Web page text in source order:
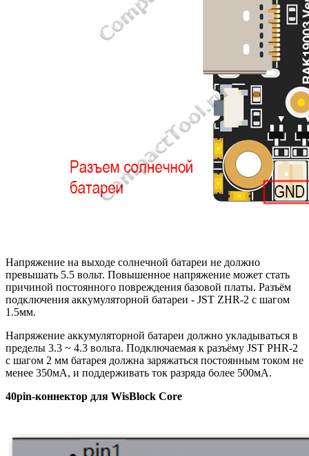
Напряжение на выходе солнечной батареи не должно
превышать 5.5 вольт. Повышенное напряжение может стать
причиной постоянного повреждения базовой платы. Разъём
подключения аккумуляторной батареи - JST ZHR-2 с шагом
1.5мм.
Напряжение аккумуляторной батареи должно укладываться в
пределы 3.3 ~ 4.3 вольта. Подключаемая к разъёму JST PHR-2
с шагом 2 мм батарея должна заряжаться постоянным током не
менее 350мА, и поддерживать ток разряда более 500мА.
40pin-коннектор для WisBlock Core